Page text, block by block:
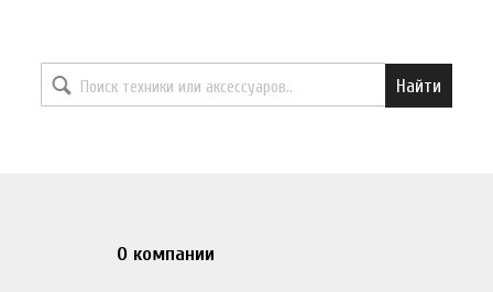
Найти
О компании